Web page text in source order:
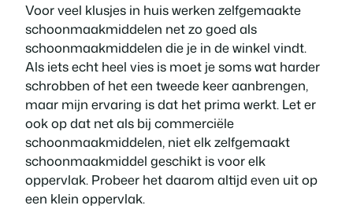
Voor veel klusjes in huis werken zelfgemaakte
schoonmaakmiddelen net zo goed als
schoonmaakmiddelen die je in de winkel vindt.
Als iets echt heel vies is moet je soms wat harder
schrobben of het een tweede keer aanbrengen,
maar mijn ervaring is dat het prima werkt. Let er
ook op dat net als bij commerciële
schoonmaakmiddelen, niet elk zelfgemaakt
schoonmaakmiddel geschikt is voor elk
oppervlak. Probeer het daarom altijd even uit op
een klein oppervlak.